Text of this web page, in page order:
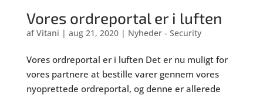
Vores ordreportal er i luften
afVitani | aug 21, 2020| Nyheder - Security
Vores ordreportal er i luften Det er nu muligt for
vores partnere at bestille varer gennem vores
nyoprettede ordreportal, og denne er allerede